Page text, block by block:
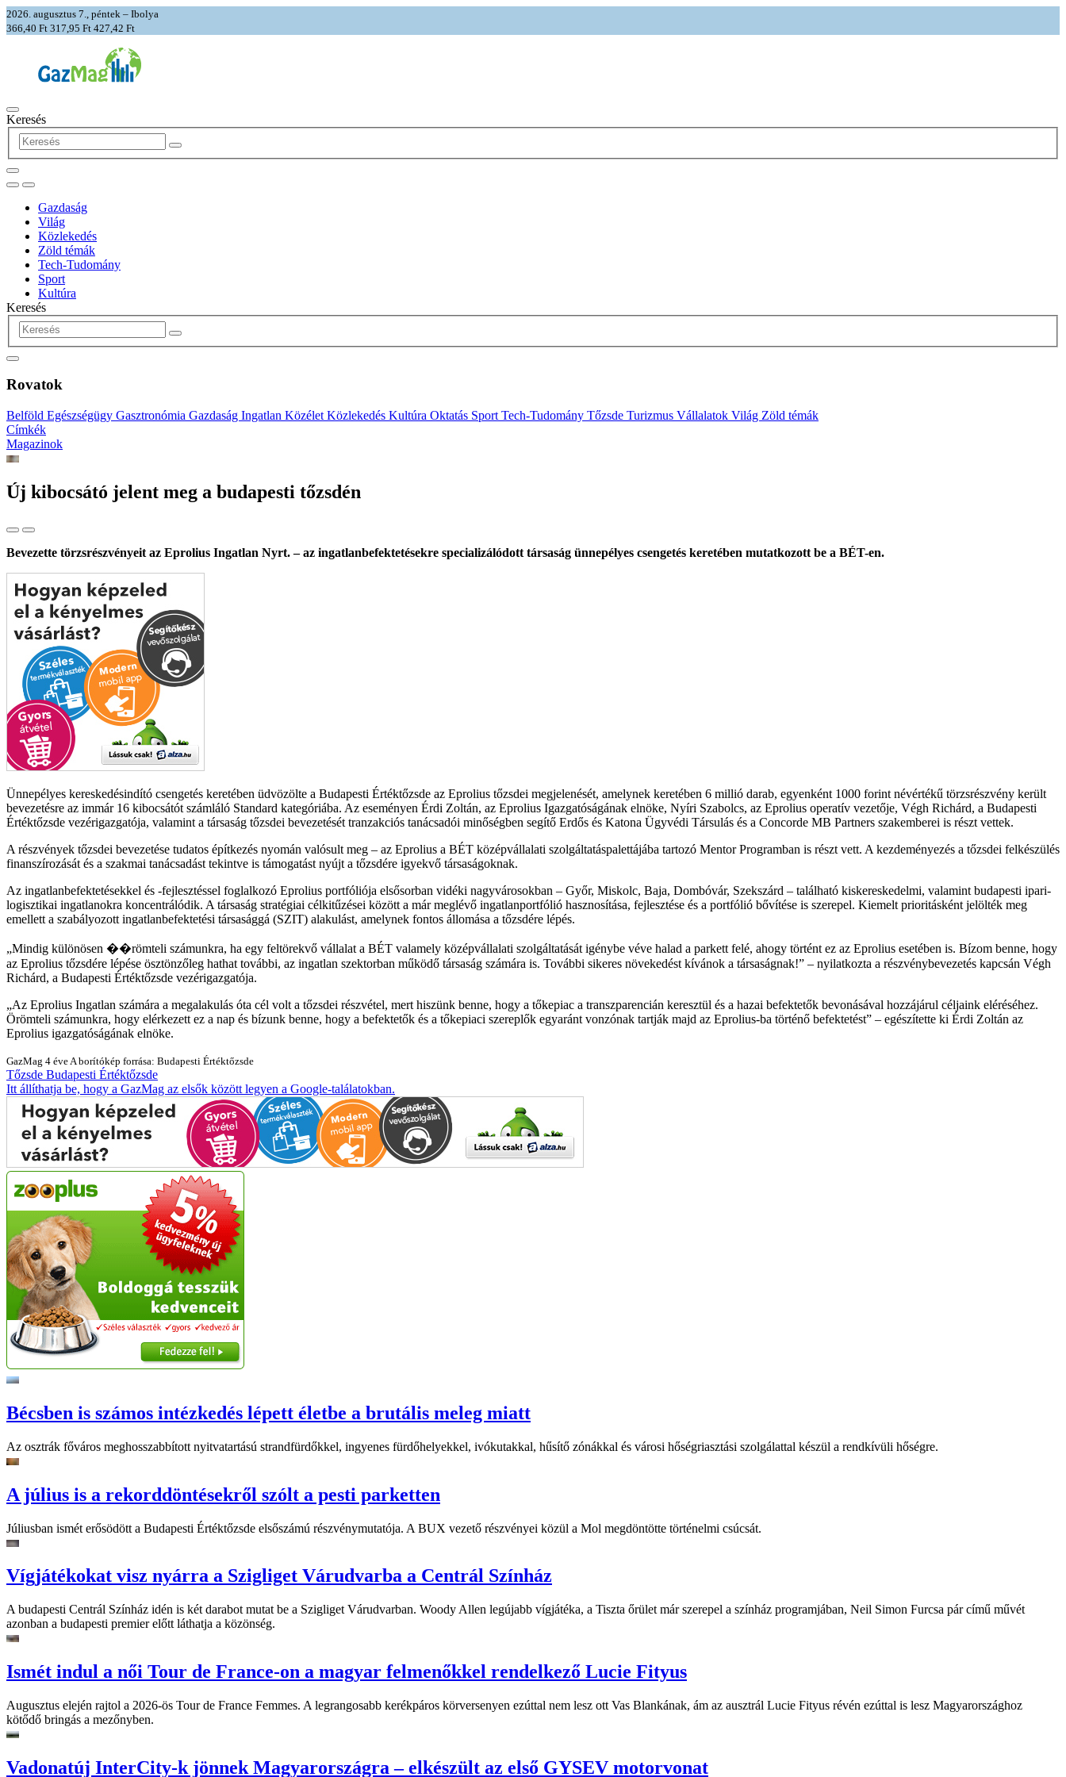
2026. augusztus 7., péntek – Ibolya
366,40 Ft 317,95 Ft 427,42 Ft
Keresés
Gazdaság
Világ
Közlekedés
Zöld témák
Tech-Tudomány
Sport
Kultúra
Keresés
Rovatok
Belföld Egészségügy Gasztronómia Gazdaság Ingatlan Közélet Közlekedés Kultúra Oktatás Sport Tech-Tudomány Tőzsde Turizmus Vállalatok Világ Zöld témák
Címkék
Magazinok
Új kibocsátó jelent meg a budapesti tőzsdén
Bevezette törzsrészvényeit az Eprolius Ingatlan Nyrt. – az ingatlanbefektetésekre specializálódott társaság ünnepélyes csengetés keretében mutatkozott be a BÉT-en.
Ünnepélyes kereskedésindító csengetés keretében üdvözölte a Budapesti Értéktőzsde az Eprolius tőzsdei megjelenését, amelynek keretében 6 millió darab, egyenként 1000 forint névértékű törzsrészvény került
bevezetésre az immár 16 kibocsátót számláló Standard kategóriába. Az eseményen Érdi Zoltán, az Eprolius Igazgatóságának elnöke, Nyíri Szabolcs, az Eprolius operatív vezetője, Végh Richárd, a Budapesti
Értéktőzsde vezérigazgatója, valamint a társaság tőzsdei bevezetését tranzakciós tanácsadói minőségben segítő Erdős és Katona Ügyvédi Társulás és a Concorde MB Partners szakemberei is részt vettek.
A részvények tőzsdei bevezetése tudatos építkezés nyomán valósult meg – az Eprolius a BÉT középvállalati szolgáltatáspalettájába tartozó Mentor Programban is részt vett. A kezdeményezés a tőzsdei felkészülés
finanszírozását és a szakmai tanácsadást tekintve is támogatást nyújt a tőzsdére igyekvő társaságoknak.
Az ingatlanbefektetésekkel és -fejlesztéssel foglalkozó Eprolius portfóliója elsősorban vidéki nagyvárosokban – Győr, Miskolc, Baja, Dombóvár, Szekszárd – található kiskereskedelmi, valamint budapesti ipari-
logisztikai ingatlanokra koncentrálódik. A társaság stratégiai célkitűzései között a már meglévő ingatlanportfólió hasznosítása, fejlesztése és a portfólió bővítése is szerepel. Kiemelt prioritásként jelölték meg
emellett a szabályozott ingatlanbefektetési társasággá (SZIT) alakulást, amelynek fontos állomása a tőzsdére lépés.
Mindig különösen ��römteli számunkra, ha egy feltörekvő vállalat a BÉT valamely középvállalati szolgáltatását igénybe véve halad a parkett felé, ahogy történt ez az Eprolius esetében is. Bízom benne, hogy
az Eprolius tőzsdére lépése ösztönzőleg hathat további, az ingatlan szektorban működő társaság számára is. További sikeres növekedést kívánok a társaságnak!
– nyilatkozta a részvénybevezetés kapcsán Végh
Richárd, a Budapesti Értéktőzsde vezérigazgatója.
Az Eprolius Ingatlan számára a megalakulás óta cél volt a tőzsdei részvétel, mert hiszünk benne, hogy a tőkepiac a transzparencián keresztül és a hazai befektetők bevonásával hozzájárul céljaink eléréséhez.
Örömteli számunkra, hogy elérkezett ez a nap és bízunk benne, hogy a befektetők és a tőkepiaci szereplők egyaránt vonzónak tartják majd az Eprolius-ba történő befektetést
– egészítette ki Érdi Zoltán az
Eprolius igazgatóságának elnöke.
GazMag 4 éve A borítókép forrása: Budapesti Értéktőzsde
Tőzsde Budapesti Értéktőzsde
Itt állíthatja be, hogy a GazMag az elsők között legyen a Google-találatokban.
Bécsben is számos intézkedés lépett életbe a brutális meleg miatt
Az osztrák főváros meghosszabbított nyitvatartású strandfürdőkkel, ingyenes fürdőhelyekkel, ivókutakkal, hűsítő zónákkal és városi hőségriasztási szolgálattal készül a rendkívüli hőségre.
A július is a rekorddöntésekről szólt a pesti parketten
Júliusban ismét erősödött a Budapesti Értéktőzsde elsőszámú részvénymutatója. A BUX vezető részvényei közül a Mol megdöntötte történelmi csúcsát.
Vígjátékokat visz nyárra a Szigliget Várudvarba a Centrál Színház
A budapesti Centrál Színház idén is két darabot mutat be a Szigliget Várudvarban. Woody Allen legújabb vígjátéka, a Tiszta őrület már szerepel a színház programjában, Neil Simon Furcsa pár című művét
azonban a budapesti premier előtt láthatja a közönség.
Ismét indul a női Tour de France-on a magyar felmenőkkel rendelkező Lucie Fityus
Augusztus elején rajtol a 2026-ös Tour de France Femmes. A legrangosabb kerékpáros körversenyen ezúttal nem lesz ott Vas Blankának, ám az ausztrál Lucie Fityus révén ezúttal is lesz Magyarországhoz
kötődő bringás a mezőnyben.
Vadonatúj InterCity-k jönnek Magyarországra – elkészült az első GYSEV motorvonat